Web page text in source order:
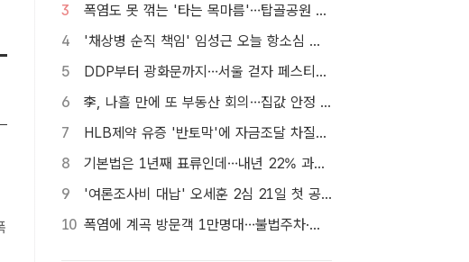
3
폭염도 못 꺾는 '타는 목마름'…탑골공원 아리수 냉장고 가보니
4
'채상병 순직 책임' 임성근 오늘 항소심 선고…1심 징역 3년
5
DDP부터 광화문까지…서울 걷자 페스티벌 참가자 5000명 모집
6
李, 나흘 만에 또 부동산 회의…집값 안정 승부처 '공급' 점검
7
HLB제약 유증 '반토막'에 자금조달 차질…R&D 줄이고 채무상환금 제외
8
기본법은 1년째 표류인데…내년 22% 과세 강행, 가상자산 투자자 반발 확산
9
'여론조사비 대납' 오세훈 2심 21일 첫 공판…1심 당선무효형
10
폭염에 계곡 방문객 1만명대…불법주차·쓰레기는 골치